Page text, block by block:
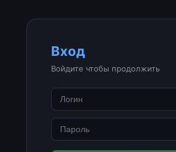
Вход
Войдите чтобы продолжить